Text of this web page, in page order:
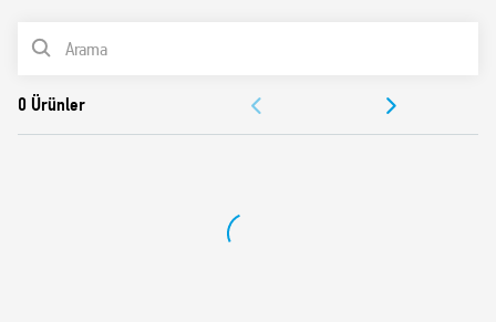
UL listeleme (belirli röle/soket kombinasyonları)
35 mm ray montajı (EN 60715)
SSR röle – DC giriş voltajı
Vidalı uç
SSR röle – AC veya AC/DC giriş voltajı
ÜRÜN LİSTESİ
ONAYLAR